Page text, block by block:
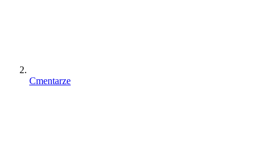
Cmentarze